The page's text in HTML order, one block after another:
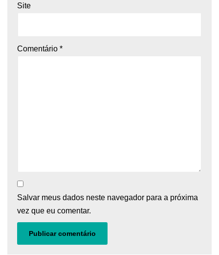
Site
Comentário *
Salvar meus dados neste navegador para a próxima
vez que eu comentar.